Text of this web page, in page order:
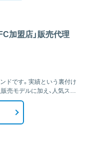
加盟店」販売代理
ドです。実績という裏付け